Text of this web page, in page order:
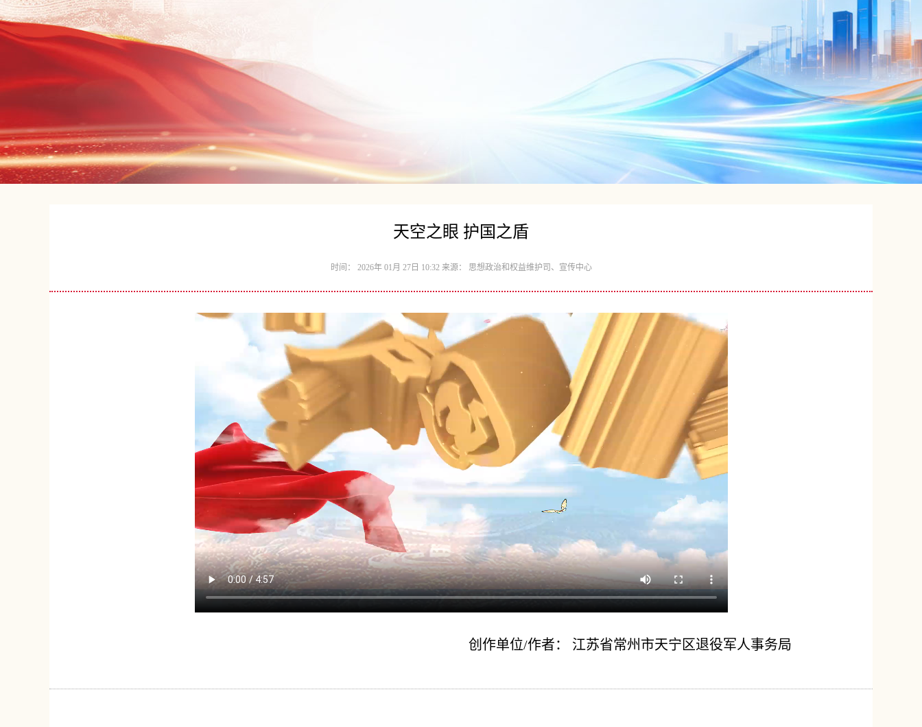
天空之眼 护国之盾
时间： 2026年 01月 27日 10:32 来源： 思想政治和权益维护司、宣传中心
创作单位/作者： 江苏省常州市天宁区退役军人事务局